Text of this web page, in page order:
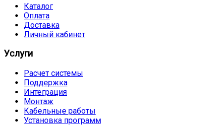
Каталог
Оплата
Доставка
Личный кабинет
Услуги
Расчет системы
Поддержка
Интеграция
Монтаж
Кабельные работы
Установка программ